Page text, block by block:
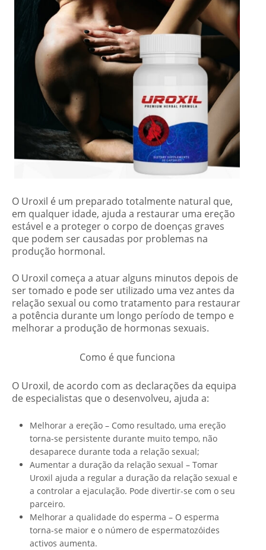
O Uroxil é um preparado totalmente natural que,
em qualquer idade, ajuda a restaurar uma ereção
estável e a proteger o corpo de doenças graves
que podem ser causadas por problemas na
produção hormonal.
O Uroxil começa a atuar alguns minutos depois de
ser tomado e pode ser utilizado uma vez antes da
relação sexual ou como tratamento para restaurar
a potência durante um longo período de tempo e
melhorar a produção de hormonas sexuais.
Como é que funciona
O Uroxil, de acordo com as declarações da equipa
de especialistas que o desenvolveu, ajuda a:
Melhorar a ereção – Como resultado, uma ereção
torna-se persistente durante muito tempo, não
desaparece durante toda a relação sexual;
Aumentar a duração da relação sexual – Tomar
Uroxil ajuda a regular a duração da relação sexual e
a controlar a ejaculação. Pode divertir-se com o seu
parceiro.
Melhorar a qualidade do esperma – O esperma
torna-se maior e o número de espermatozóides
activos aumenta.